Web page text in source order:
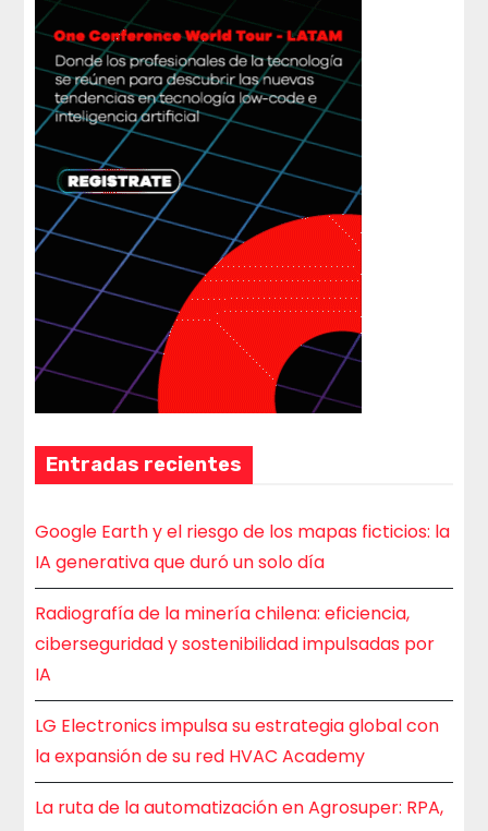
Entradas recientes
Google Earth y el riesgo de los mapas ficticios: la
IA generativa que duró un solo día
Radiografía de la minería chilena: eficiencia,
ciberseguridad y sostenibilidad impulsadas por
IA
LG Electronics impulsa su estrategia global con
la expansión de su red HVAC Academy
La ruta de la automatización en Agrosuper: RPA,